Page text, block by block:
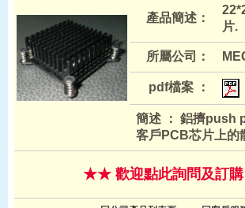
產品簡述：
片.
所屬公司：
pdf檔案 ：
簡述 ： 鋁擠push
客戶PCB芯片上的
★★ 歡迎點此詢問及訂